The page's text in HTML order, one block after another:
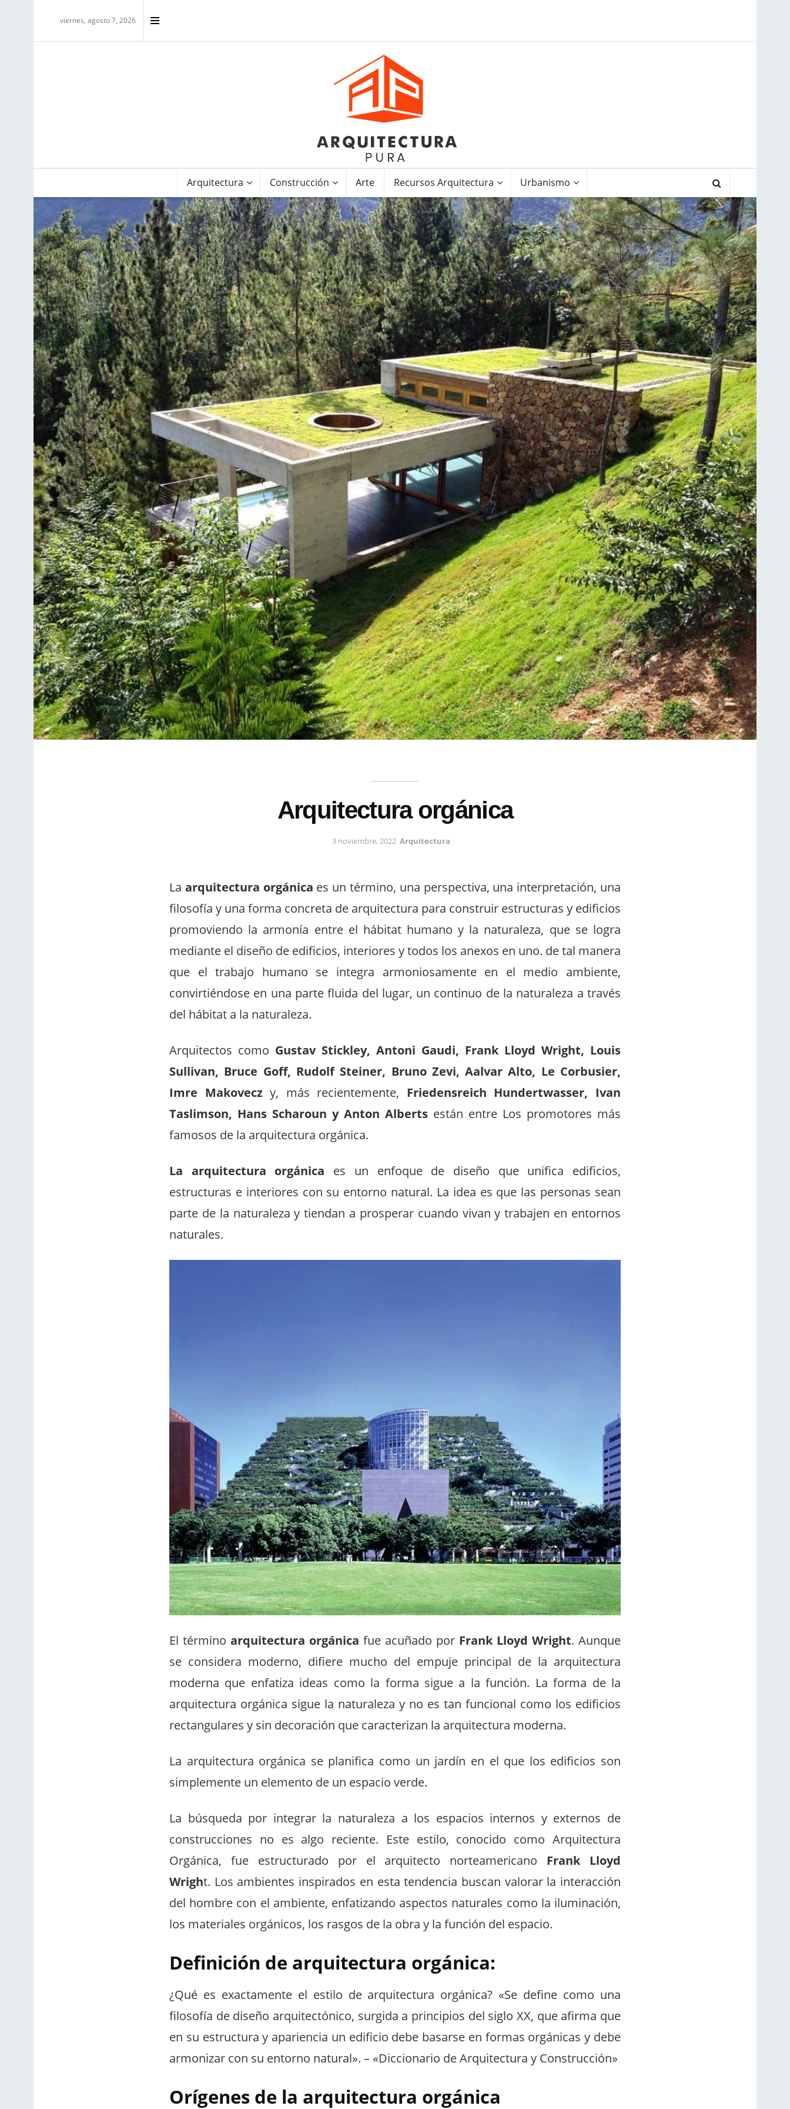
viernes, agosto 7, 2026
Arquitectura Construcción Arte Recursos Arquitectura Urbanismo
Arquitectura orgánica
3 noviembre, 2022 Arquitectura
La arquitectura orgánica es un término, una perspectiva, una interpretación, una
filosofía y una forma concreta de arquitectura para construir estructuras y edificios
promoviendo la armonía entre el hábitat humano y la naturaleza, que se logra
mediante el diseño de edificios, interiores y todos los anexos en uno. de tal manera
que el trabajo humano se integra armoniosamente en el medio ambiente,
convirtiéndose en una parte fluida del lugar, un continuo de la naturaleza a través
del hábitat a la naturaleza.
Arquitectos como Gustav Stickley, Antoni Gaudi, Frank Lloyd Wright, Louis
Sullivan, Bruce Goff, Rudolf Steiner, Bruno Zevi, Aalvar Alto, Le Corbusier,
Imre Makoveczy, más recientemente, Friedensreich Hundertwasser, Ivan
Taslimson, Hans Scharoun y Anton Alberts están entre Los promotores más
famosos de la arquitectura orgánica.
La arquitectura orgánica es un enfoque de diseño que unifica edificios,
estructuras e interiores con su entorno natural. La idea es que las personas sean
parte de la naturaleza y tiendan a prosperar cuando vivan y trabajen en entornos
naturales.
El término arquitectura orgánica fue acuñado por Frank Lloyd Wright. Aunque
se considera moderno, difiere mucho del empuje principal de la arquitectura
moderna que enfatiza ideas como la forma sigue a la función. La forma de la
arquitectura orgánica sigue la naturaleza y no es tan funcional como los edificios
rectangulares y sin decoración que caracterizan la arquitectura moderna.
La arquitectura orgánica se planifica como un jardín en el que los edificios son
simplemente un elemento de un espacio verde.
La búsqueda por integrar la naturaleza a los espacios internos y externos de
construcciones no es algo reciente. Este estilo, conocido como Arquitectura
Orgánica, fue estructurado por el arquitecto norteamericano Frank Lloyd
Wright. Los ambientes inspirados en esta tendencia buscan valorar la interacción
del hombre con el ambiente, enfatizando aspectos naturales como la iluminación,
los materiales orgánicos, los rasgos de la obra y la función del espacio.
Definición de arquitectura orgánica:
¿Qué es exactamente el estilo de arquitectura orgánica? «Se define como una
filosofía de diseño arquitectónico, surgida a principios del siglo XX, que afirma que
en su estructura y apariencia un edificio debe basarse en formas orgánicas y debe
armonizar con su entorno natural». – «Diccionario de Arquitectura y Construcción»
Orígenes de la arquitectura orgánica